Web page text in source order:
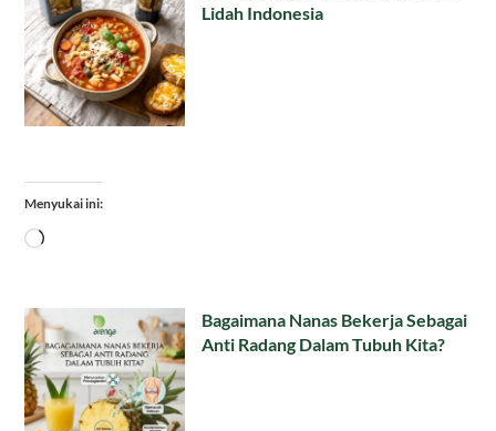
Lidah Indonesia
Menyukai ini:
Memuat...
Bagaimana Nanas Bekerja Sebagai
Anti Radang Dalam Tubuh Kita?